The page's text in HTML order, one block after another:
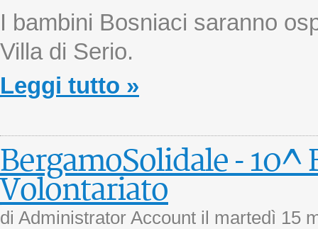
I bambini Bosniaci saranno
Villa di Serio.
Leggi tutto »
BergamoSolidale - 10^
Volontariato
di Administrator Account il martedì 15